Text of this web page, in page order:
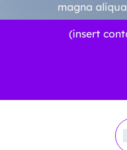
magna
(insert